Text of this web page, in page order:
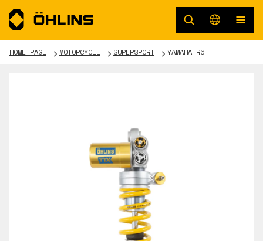
HOME PAGE MOTORCYCLE SUPERSPORT YAMAHA R6